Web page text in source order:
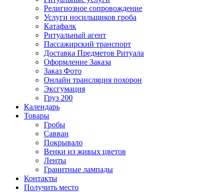
Религиозное сопровождение
Услуги носильщиков гроба
Катафалк
Ритуальный агент
Пассажирский транспорт
Доставка Предметов Ритуала
Оформление Заказа
Заказ Фото
Онлайн трансляция похорон
Эксгумация
Груз 200
Календарь
Товары
Гробы
Савван
Покрывало
Венки из живых цветов
Ленты
Гранитные лампады
Контакты
Получить место